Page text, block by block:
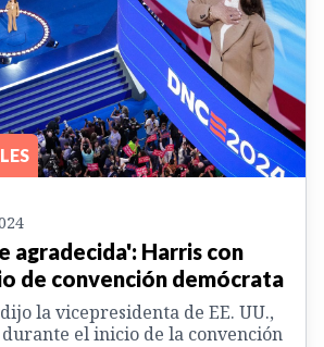
agradecida': Harris con
de convención demócrata
la vicepresidenta de EE. UU.,
el inicio de la convención